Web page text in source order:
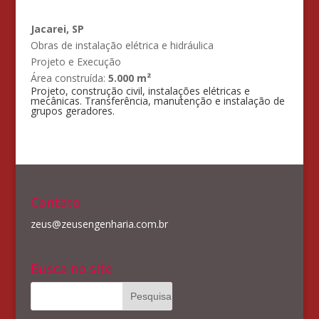
Jacarei, SP
Obras de instalação elétrica e hidráulica
Projeto e Execução
Área construída: 5.000 m²
Projeto, construção civil, instalações elétricas e
mecânicas. Transferência, manutenção e instalação de
grupos geradores.
Contato
zeus@zeusengenharia.com.br
Busca no site